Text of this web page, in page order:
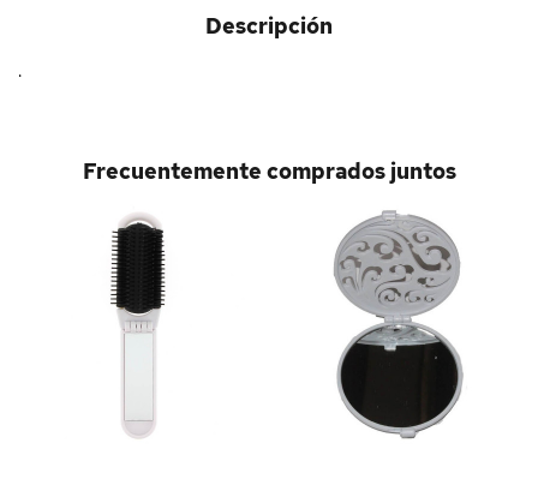
Descripción
.
Frecuentemente comprados juntos